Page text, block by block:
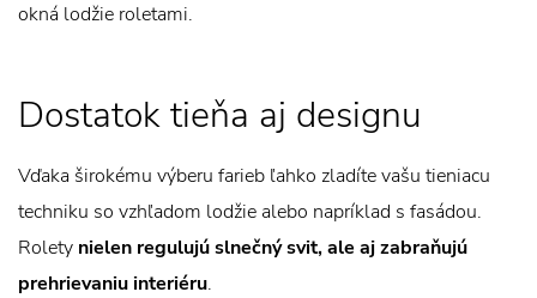
okná lodžie roletami.
Dostatok tieňa aj designu
Vďaka širokému výberu farieb ľahko zladíte vašu tieniacu
techniku so vzhľadom lodžie alebo napríklad s fasádou.
Rolety nielen regulujú slnečný svit, ale aj zabraňujú
prehrievaniu interiéru.